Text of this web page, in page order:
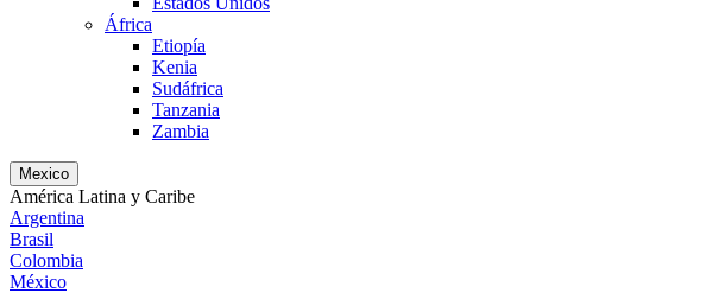
África
Etiopía
Kenia
Sudáfrica
Tanzania
Zambia
Mexico
América Latina y Caribe
Argentina
Brasil
Colombia
México